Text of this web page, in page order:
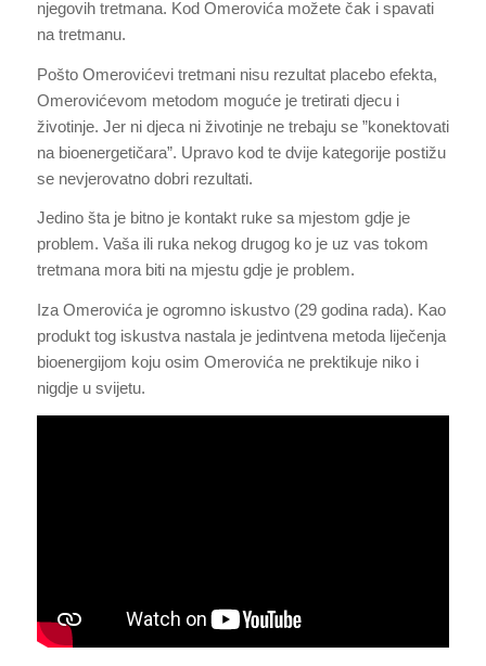
njegovih tretmana. Kod Omerovića možete čak i spavati
na tretmanu.
Pošto Omerovićevi tretmani nisu rezultat placebo efekta,
Omerovićevom metodom moguće je tretirati djecu i
životinje. Jer ni djeca ni životinje ne trebaju se ”konektovati
na bioenergetičara”. Upravo kod te dvije kategorije postižu
se nevjerovatno dobri rezultati.
Jedino šta je bitno je kontakt ruke sa mjestom gdje je
problem. Vaša ili ruka nekog drugog ko je uz vas tokom
tretmana mora biti na mjestu gdje je problem.
Iza Omerovića je ogromno iskustvo (29 godina rada). Kao
produkt tog iskustva nastala je jedintvena metoda liječenja
bioenergijom koju osim Omerovića ne prektikuje niko i
nigdje u svijetu.